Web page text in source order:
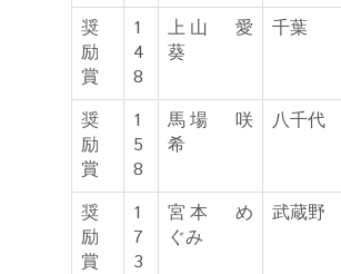
奨
励
賞
1
4
8
上山 愛
葵
千葉
奨
励
賞
1
5
8
馬場 咲
希
八千代
奨
励
賞
1
7
3
宮本 め
ぐみ
武蔵野